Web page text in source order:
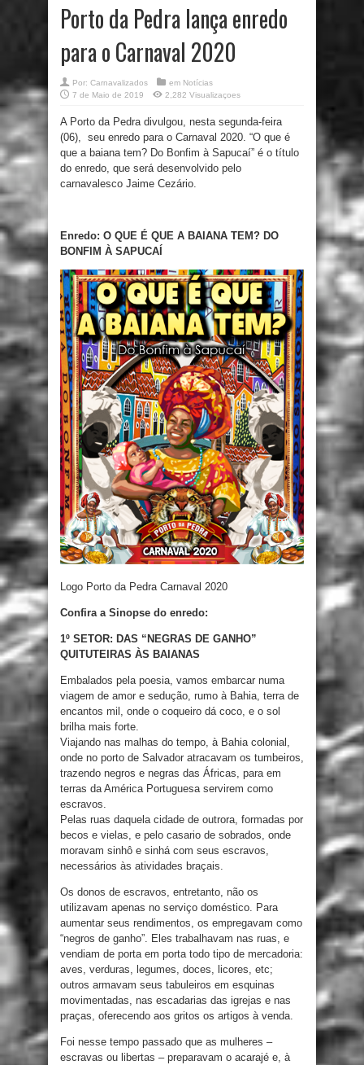
Porto da Pedra lança enredo
para o Carnaval 2020
Por: Carnavalizados em Notícias
7 de Maio de 2019
2,282 Visualizaçoes
A Porto da Pedra divulgou, nesta segunda-feira
(06), seu enredo para o Carnaval 2020. “O que é
que a baiana tem? Do Bonfim à Sapucaí” é o título
do enredo, que será desenvolvido pelo
carnavalesco Jaime Cezário.
Enredo: O QUE É QUE A BAIANA TEM? DO
BONFIM À SAPUCAÍ
Logo Porto da Pedra Carnaval 2020
Confira a Sinopse do enredo:
1º SETOR: DAS “NEGRAS DE GANHO”
QUITUTEIRAS ÀS BAIANAS
Embalados pela poesia, vamos embarcar numa
viagem de amor e sedução, rumo à Bahia, terra de
encantos mil, onde o coqueiro dá coco, e o sol
brilha mais forte.
Viajando nas malhas do tempo, à Bahia colonial,
onde no porto de Salvador atracavam os tumbeiros,
trazendo negros e negras das Áfricas, para em
terras da América Portuguesa servirem como
escravos.
Pelas ruas daquela cidade de outrora, formadas por
becos e vielas, e pelo casario de sobrados, onde
moravam sinhô e sinhá com seus escravos,
necessários às atividades braçais.
Os donos de escravos, entretanto, não os
utilizavam apenas no serviço doméstico. Para
aumentar seus rendimentos, os empregavam como
“negros de ganho”. Eles trabalhavam nas ruas, e
vendiam de porta em porta todo tipo de mercadoria:
aves, verduras, legumes, doces, licores, etc;
outros armavam seus tabuleiros em esquinas
movimentadas, nas escadarias das igrejas e nas
praças, oferecendo aos gritos os artigos à venda.
Foi nesse tempo passado que as mulheres –
escravas ou libertas – preparavam o acarajé e, à